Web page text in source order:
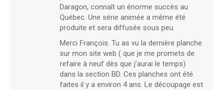
Daragon, connaît un énorme succès au
Québec. Une série animée a même été
produite et sera diffusée sous peu.
Merci François. Tu as vu la dernière planche
sur mon site web ( que je me promets de
refaire à neuf dès que j’aurai le temps)
dans la section BD. Ces planches ont été
faites il y a environ 4 ans. Le découpage est